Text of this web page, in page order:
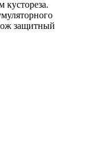
кустореза.
защитный